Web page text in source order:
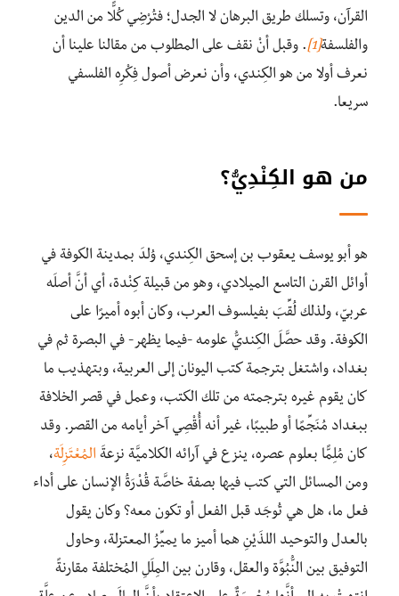
القرآن، وتسلك طريق البرهان لا الجدل؛ فتُرْضِي كُلًّا من الدين
والفلسفة[1]
. وقبل أنْ نقف على المطلوب من مقالنا علينا أن
نعرف أولا من هو الكِندي، وأن نعرض أصول فِكْرِه الفلسفي
سريعا.
من هو الكِنْدِيُّ؟
هو أبو يوسف يعقوب بن إسحق الكِندي، وُلِدَ بمدينة الكوفة في
أوائل القرن التاسع الميلادي، وهو من قبيلة كِنْدة، أي أنَّ أصلَه
عربيّ، ولذلك لُقِّبَ بفيلسوف العرب، وكان أبوه أميرًا على
الكوفة. وقد حصَّلَ الكِنديُّ علومه -فيما يظهر- في البصرة ثم في
بغداد، واشتغل بترجمة كتب اليونان إلى العربية، وبتهذيب ما
كان يقوم غيره بترجمته من تلك الكتب، وعمل في قصر الخلافة
ببغداد مُنَجِّمًا أو طبيبًا، غير أنه أُقْصِي آخر أيامه من القصر. وقد
كان مُلِمًّا بعلوم عصره، ينزع في آرائه الكلاميَّة نزعةَ المُعْتَزِلَة،
ومن المسائل التي كتب فيها بصفة خاصَّة قُدْرَةُ الإنسان على أداء
فعل ما، هل هي تُوجَد قبل الفعل أو تكون معه؟ وكان يقول
بالعدل والتوحيد اللذَيْنِ هما أميز ما يميِّزُ المعتزلة، وحاول
التوفيق بين النُّبُوَّة والعقل، وقارن بين المِلَلِ المُختلفة مقارنةً